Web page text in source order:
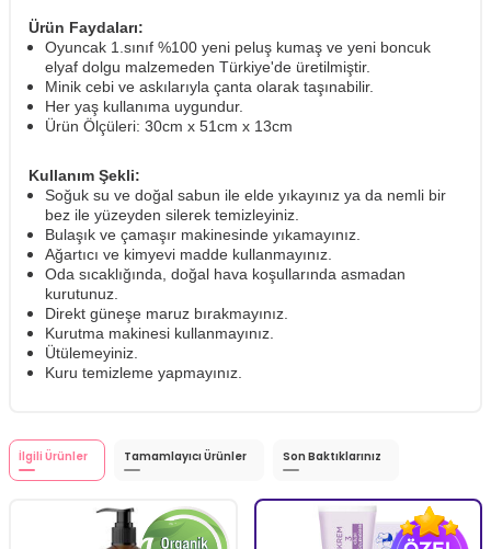
Ürün Faydaları:
Oyuncak 1.sınıf %100 yeni peluş kumaş ve yeni boncuk
elyaf dolgu malzemeden Türkiye'de üretilmiştir.
Minik cebi ve askılarıyla çanta olarak taşınabilir.
Her yaş kullanıma uygundur.
Ürün Ölçüleri: 30cm x 51cm x 13cm
Kullanım Şekli:
Soğuk su ve doğal sabun ile elde yıkayınız ya da nemli bir
bez ile yüzeyden silerek temizleyiniz.
Bulaşık ve çamaşır makinesinde yıkamayınız.
Ağartıcı ve kimyevi madde kullanmayınız.
Oda sıcaklığında, doğal hava koşullarında asmadan
kurutunuz.
Direkt güneşe maruz bırakmayınız.
Kurutma makinesi kullanmayınız.
Ütülemeyiniz.
Kuru temizleme yapmayınız.
İlgili Ürünler Tamamlayıcı Ürünler Son Baktıklarınız